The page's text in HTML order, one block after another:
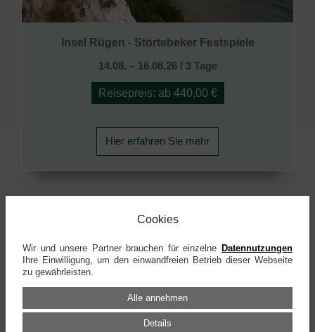
Insel Rügen - Störtebeker Festspiele
14.08. – 16.08.26 / 3 Tage
Reisepreis: ab 440,00 €
Hier erfahren Sie mehr
Cookies
Wir und unsere Partner brauchen für einzelne Datennutzungen
Ihre Einwilligung, um den einwandfreien Betrieb dieser Webseite
zu gewährleisten.
Alle annehmen
Details